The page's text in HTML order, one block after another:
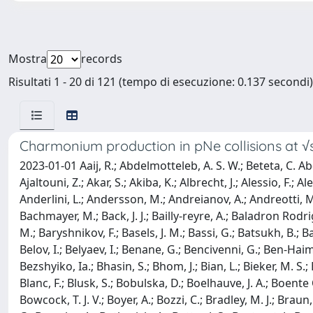
Mostra
records
Risultati 1 - 20 di 121 (tempo di esecuzione: 0.137
Charmonium production in pNe collisions at
2023-01-01 Aaij, R.; Abdelmotteleb, A. S. W.; Beteta, C. Abellan; Abudinén, F.; Ackernley, T.; Adeva, B.; Adinolfi, M.; Afsharnia, H.; Agapopoulou, C.; Aidala, C. A.; Aiola, S.; Ajaltouni, Z.; Akar, S.; Akiba, K.; Albrecht, J.; Alessio, F.; Alexander, M.; Alfonso Albero, A.; Aliouche, Z.; Alvarez Cartelle, P.; Amalric, R.; Amato, S.; Amey, J. L.; Amhis, Y.; An, L.; Anderlini, L.; Andersson, M.; Andreianov, A.; Andreotti, M.; Andreou, D.; Ao, D.; Archilli, F.; Artamonov, A.; Artuso, M.; Aslanides, E.; Atzeni, M.; Audurier, B.; Bachmann, S.; Bachmayer, M.; Back, J. J.; Bailly-reyre, A.; Baladron Rodriguez, P.; Balagura, V.; Baldini, W.; Baptista de Souza Leite, J.; Barbetti, M.; Barlow, R. J.; Barsuk, S.; Barter, W.; Bartolini, M.; Baryshnikov, F.; Basels, J. M.; Bassi, G.; Batsukh, B.; Battig, A.; Bay, A.; Beck, A.; Becker, M.; Bedeschi, F.; Bediaga, I. B.; Beiter, A.; Belavin, V.; Belin, S.; Bellee, V.; Belous, K.; Belov, I.; Belyaev, I.; Benane, G.; Bencivenni, G.; Ben-Haim, E.; Berezhnoy, A.; Bernet, R.; Berninghoff, D.; Bernstein, H. C.; Bertella, C.; Bertolin, A.; Betancourt, C.; Betti, F.; Bezshyiko, Ia.; Bhasin, S.; Bhom, J.; Bian, L.; Bieker, M. S.; Biesuz, N. V.; Bifani, S.; Billoir, P.; Biolchini, A.; Birch, M.; Bishop, F. C. R.; Bitadze, A.; Bizzeti, A.; Blago, M. P.; Blake, T.; Blanc, F.; Blusk, S.; Bobulska, D.; Boelhauve, J. A.; Boente Garcia, O.; Boettcher, T.; Boldyrev, A.; Bolognani, C. S.; Bondar, N.; Borghi, S.; Borsato, M.; Borsuk, J. T.; Bouchiba, S. A.; Bowcock, T. J. V.; Boyer, A.; Bozzi, C.; Bradley, M. J.; Braun, S.; Brea Rodriguez, A.; Brodzicka, J.; Brossa Gonzalo, A.; Brundu, D.; Buonaura, A.; Buonincontri, L.; Burke, A. T.; Burr, C.; Bursche, A.; Butkevich, A.; Butter, J. S.; Buytaert, J.; Byczynski, W.; Cadeddu, S.; Cai, H.; Calabrese, R.; Calefice, L.; Cali, S.; Calladine, R.; Calvi, M.; Calvo Gomez, M.; Campana, P.; Campora Perez, D. H.; Campoverde Quezada, A. F.; Capelli, S.; Capriotti, L.; Carbone, A.; Carboni, G.; Cardinale, R.; Cardini, A.; Carli, I.; Carniti, P.; Carus, L.; Casais Vidal, A.; Caspary, R.; Casse, G.; Cattaneo, M.; Cavallero, G.; Cavallini, V.; Celani, S.; Cerasoli, J.; Cervenkov, D.; Chadwick, A. J.; Chapman, M. G.; Charles, M.; Charpentier, Ph.; Chavez Barajas, C. A.; Chefdeville, M.; Chen, C.; Chen, S.; Chernov, A.; Chernyshenko, S.; Chobanova, V.; Cholak, S.; Chrzaszcz, M.; Chubykin, A.; Chulikov, V.; Ciambrone, P.; Cicala, M. F.; Cid Vidal, X.; Ciezarek, G.; Ciullo, G.; Clarke, P. E. L.; Clemencic, M.; Cliff, H. V.; Closier, J.; Cobbledick, J. L.; Coco, V.; Coelho, J. A. B.; Cogan, J.; Cogneras, E.; Cojocariu, L.; Collins, P.; Colombo, T.; Congedo, L.; Contu, A.; Cooke, N.; Coombs, G.; Corredoira, I.; Corti, G.; Couturier, B.; Craik, D. C.; Crkovská, J.; Cruz Torres, M.; Currie, R.; Da Silva, C. L.; Dadabaev, S.; Dai, L.; Dai, X.; Dall’Occo, E.; Dalseno, J.; D’Ambrosio, C.; Danilina, A.; D’Argent, P.; Davies, J. E.; Davis, A.; De Aguiar Francisco, O.; de Boer, J.; De Bruyn, K.; De Capua, S.; De Cian, M.; De Freitas Carneiro Da Graca, U.; De Lucia, E.; De Miranda, J. M.; De Paula, L.; De Serio, M.; De Simone, D.; De Simone, P.; De Vellis, F.; de Vries, J. A.; Dean, C. T.; Debernardis, F.; Decamp, D.; Dedu, V.; Del Buono, L.; Delaney, B.; Dembinski, H. -P.; Denysenko, V.; Deschamps, O.; Dettori, F.; Dey,